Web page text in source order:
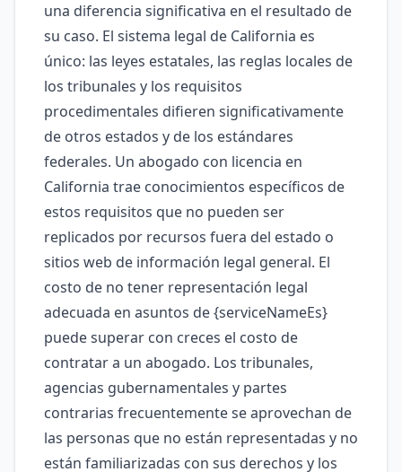
una diferencia significativa en el resultado de
su caso. El sistema legal de California es
único: las leyes estatales, las reglas locales de
los tribunales y los requisitos
procedimentales difieren significativamente
de otros estados y de los estándares
federales. Un abogado con licencia en
California trae conocimientos específicos de
estos requisitos que no pueden ser
replicados por recursos fuera del estado o
sitios web de información legal general. El
costo de no tener representación legal
adecuada en asuntos de {serviceNameEs}
puede superar con creces el costo de
contratar a un abogado. Los tribunales,
agencias gubernamentales y partes
contrarias frecuentemente se aprovechan de
las personas que no están representadas y no
están familiarizadas con sus derechos y los